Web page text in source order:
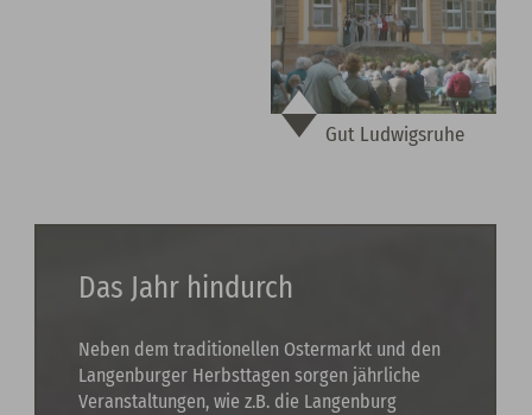
Gut Ludwigsruhe
Das Jahr hindurch
Neben dem traditionellen Ostermarkt und den
Langenburger Herbsttagen sorgen jährliche
Veranstaltungen, wie z.B. die Langenburg